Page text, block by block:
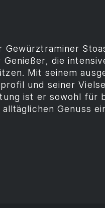
Gewürztraminer
Genießer, die
Mit seinem
und seiner
ist er sowohl für
Genuss